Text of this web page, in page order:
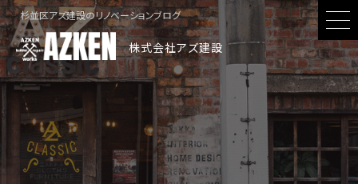
株式会社アズ建設
杉並区アズ建設のリノベーションブログ